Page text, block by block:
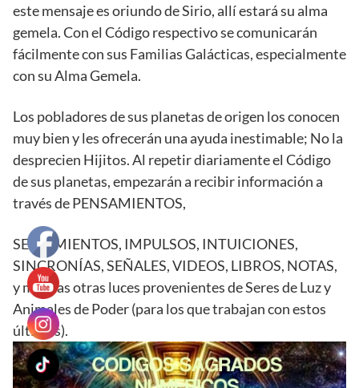
este mensaje es oriundo de Sirio, allí estará su alma
gemela. Con el Código respectivo se comunicarán
fácilmente con sus Familias Galácticas, especialmente
con su Alma Gemela.
Los pobladores de sus planetas de origen los conocen
muy bien y les ofrecerán una ayuda inestimable; No la
desprecien Hijitos. Al repetir diariamente el Código
de sus planetas, empezarán a recibir información a
través de PENSAMIENTOS,
SENTIMIENTOS, IMPULSOS, INTUICIONES,
SINCRONÍAS, SEÑALES, VIDEOS, LIBROS, NOTAS,
y muchas otras luces provenientes de Seres de Luz y
Animales de Poder (para los que trabajan con estos
últimos).